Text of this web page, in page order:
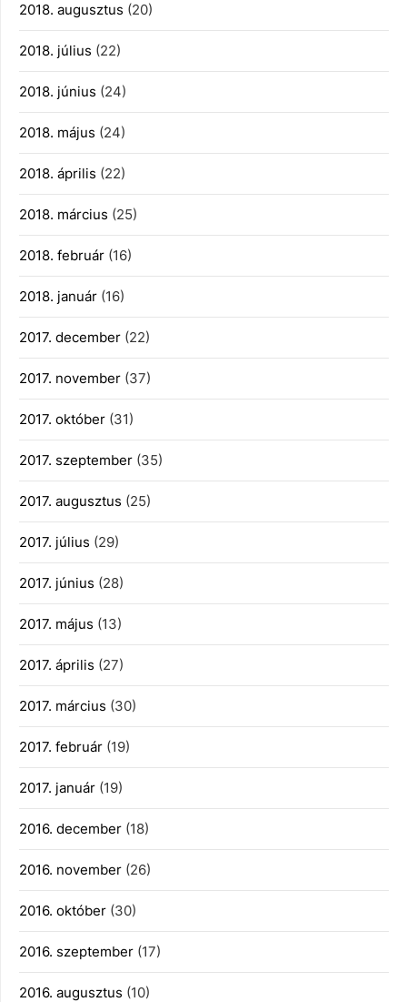
2018. augusztus (20)
2018. július (22)
2018. június (24)
2018. május (24)
2018. április (22)
2018. március (25)
2018. február (16)
2018. január (16)
2017. december (22)
2017. november (37)
2017. október (31)
2017. szeptember (35)
2017. augusztus (25)
2017. július (29)
2017. június (28)
2017. május (13)
2017. április (27)
2017. március (30)
2017. február (19)
2017. január (19)
2016. december (18)
2016. november (26)
2016. október (30)
2016. szeptember (17)
2016. augusztus (10)